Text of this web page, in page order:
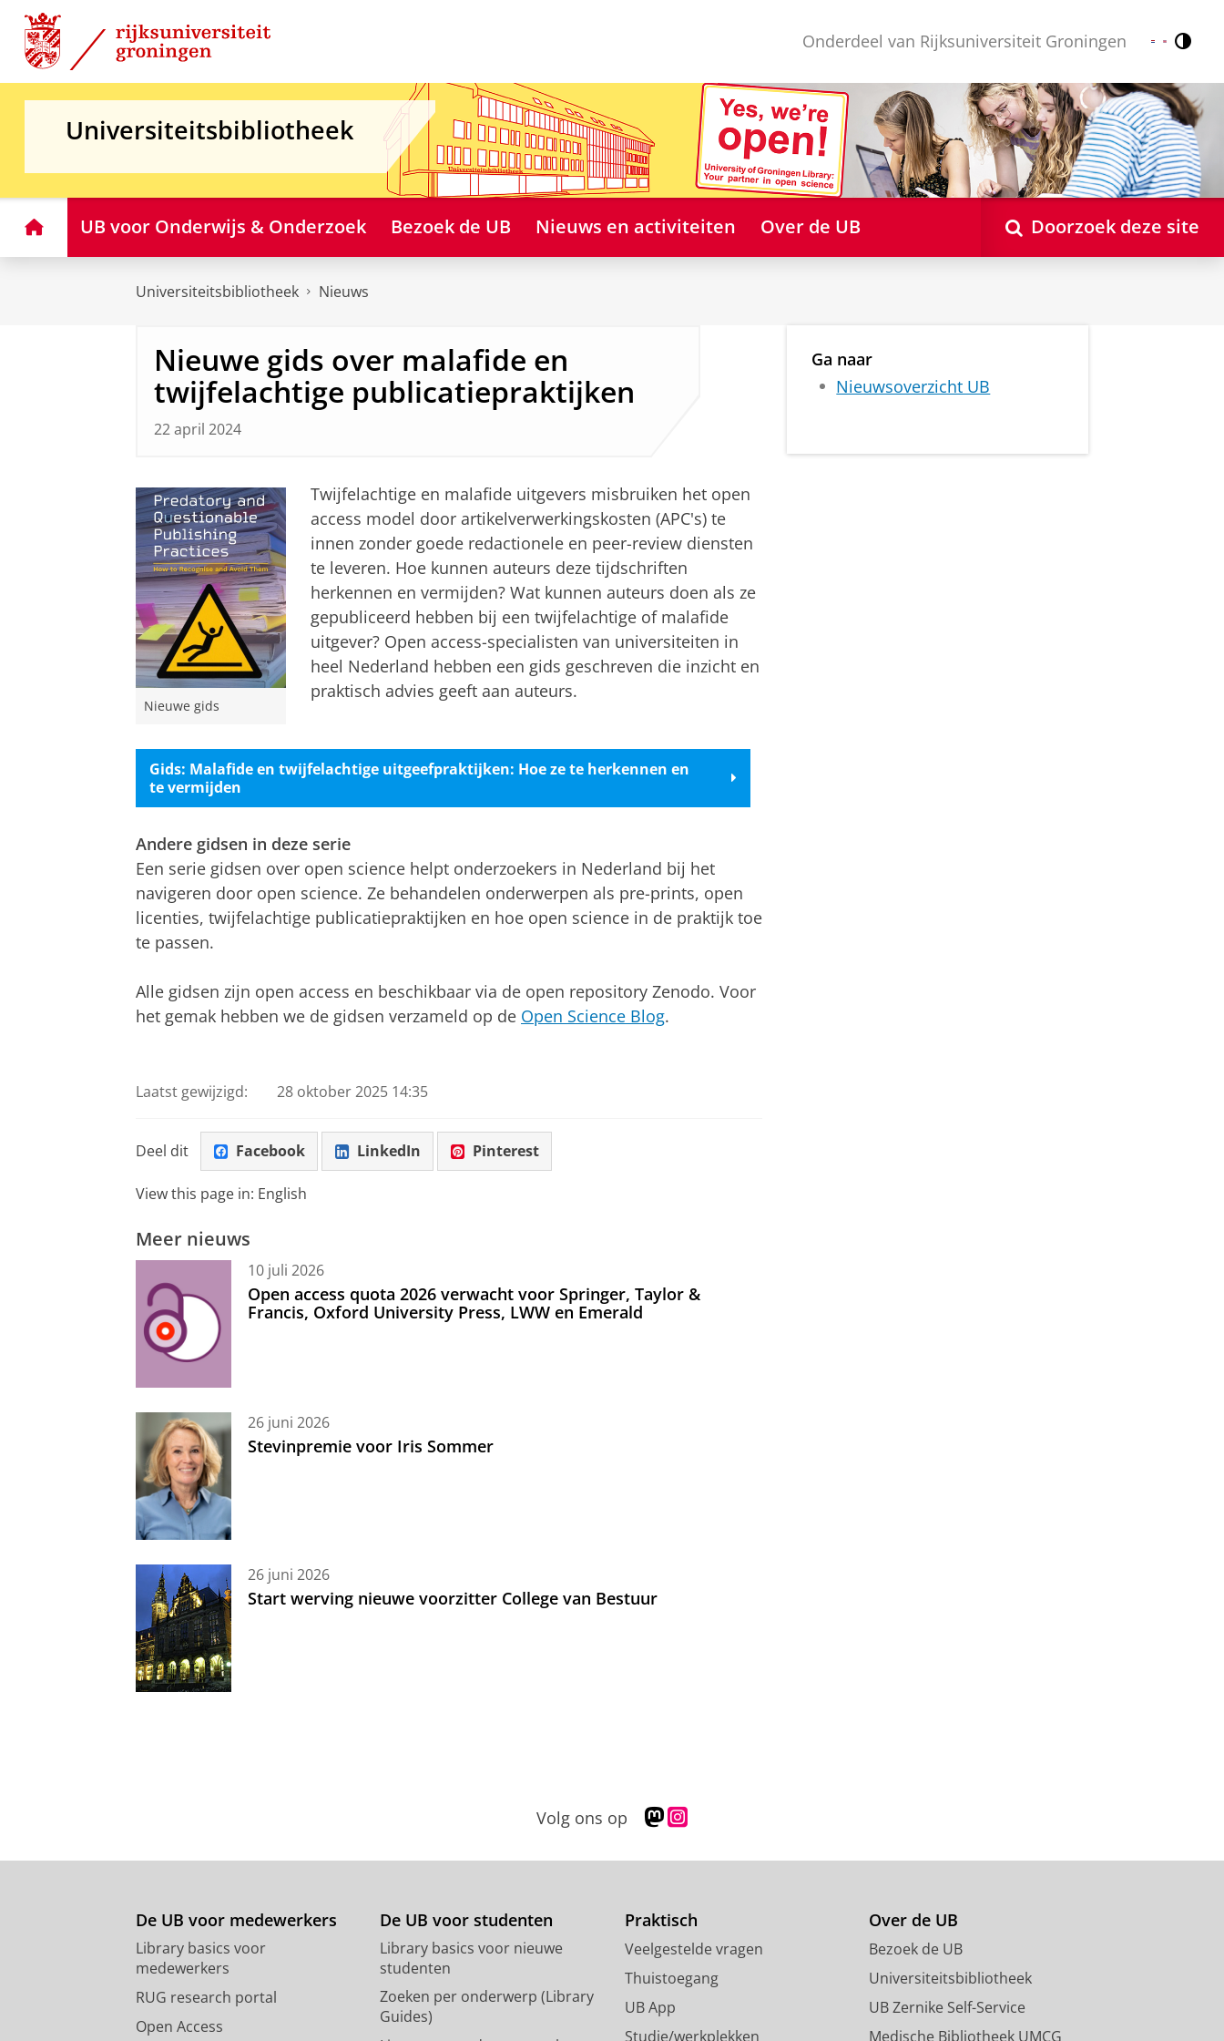
Skip
Content
Skip
Navigation
Onderdeel van Rijksuniversiteit Groningen Nederlands
English
Universiteitsbibliotheek
HomeUB voor Onderwijs & Onderzoek Bezoek de UB Nieuws en activiteiten Over de UB Doorzoek deze site
Universiteitsbibliotheek Nieuws
Nieuwe gids over malafide en
twijfelachtige publicatiepraktijken
22 april 2024
Nieuwe gids
Twijfelachtige en malafide uitgevers misbruiken het open
access model door artikelverwerkingskosten (APC's) te
innen zonder goede redactionele en peer-review diensten
te leveren. Hoe kunnen auteurs deze tijdschriften
herkennen en vermijden? Wat kunnen auteurs doen als ze
gepubliceerd hebben bij een twijfelachtige of malafide
uitgever? Open access-specialisten van universiteiten in
heel Nederland hebben een gids geschreven die inzicht en
praktisch advies geeft aan auteurs.
Gids: Malafide en twijfelachtige uitgeefpraktijken: Hoe ze te herkennen en
te vermijden
Andere gidsen in deze serie
Een serie gidsen over open science helpt onderzoekers in Nederland bij het
navigeren door open science. Ze behandelen onderwerpen als pre-prints, open
licenties, twijfelachtige publicatiepraktijken en hoe open science in de praktijk toe
te passen.
Alle gidsen zijn open access en beschikbaar via de open repository Zenodo. Voor
het gemak hebben we de gidsen verzameld op de Open Science Blog.
Laatst gewijzigd: 28 oktober 2025 14:35
Deel dit Facebook LinkedIn Pinterest
View this page in: English
Meer nieuws
10 juli 2026
Open access quota 2026 verwacht voor Springer, Taylor &
Francis, Oxford University Press, LWW en Emerald
26 juni 2026
Stevinpremie voor Iris Sommer
26 juni 2026
Start werving nieuwe voorzitter College van Bestuur
Ga naar
Nieuwsoverzicht UB
Volg ons op
M
s
d
n
p
o
s
g
r
a
m
De UB voor medewerkers
Library basics voor
medewerkers
RUG research portal
Open Access
De UB voor studenten
Library basics voor nieuwe
studenten
Zoeken per onderwerp (Library
Guides)
Praktisch
Veelgestelde vragen
Thuistoegang
UB App
Studie/werkplekken
Over de UB
Bezoek de UB
Universiteitsbibliotheek
UB Zernike Self-Service
Medische Bibliotheek UMCG